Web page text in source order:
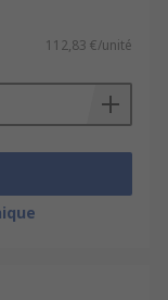
112,83 €/unité